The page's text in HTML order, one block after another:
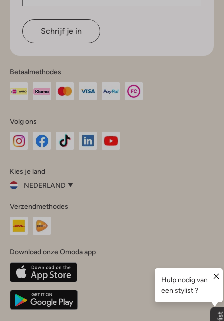
Schrijf je in
Betaalmethodes
Volg ons
InstagramFacebook
Kies je land
NEDERLAND
je
land
Nederland
Belgique(Français)
Deutschland
Verzendmethodes
Download onze Omoda app